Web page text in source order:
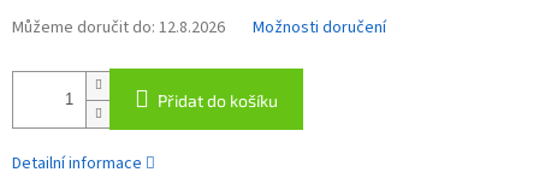
Můžeme doručit do: 12.8.2026 Možnosti doručení
Přidat do košíku
Detailní informace